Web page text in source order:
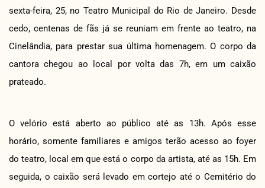
sexta-feira, 25, no Teatro Municipal do Rio de Janeiro. Desde
cedo, centenas de fãs já se reuniam em frente ao teatro, na
Cinelândia, para prestar sua última homenagem. O corpo da
cantora chegou ao local por volta das 7h, em um caixão
prateado.
O velório está aberto ao público até as 13h. Após esse
horário, somente familiares e amigos terão acesso ao foyer
do teatro, local em que está o corpo da artista, até as 15h. Em
seguida, o caixão será levado em cortejo até o Cemitério do